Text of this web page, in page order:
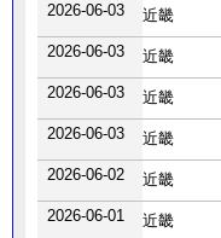
2026-06-03
近畿
2026-06-03
近畿
2026-06-03
近畿
2026-06-03
近畿
2026-06-02
近畿
2026-06-01
近畿